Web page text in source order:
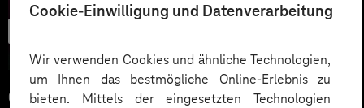
Cookie-Einwilligung und Datenverarbeitung
Wir verwenden Cookies und ähnliche Technologien,
um Ihnen das bestmögliche Online-Erlebnis zu
bieten. Mittels der eingesetzten Technologien
08.02.2024